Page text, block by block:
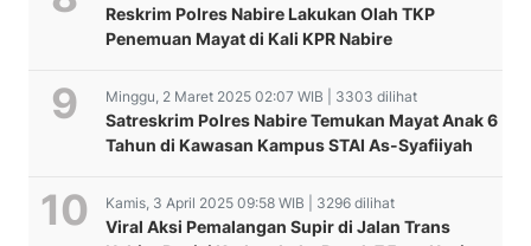
Reskrim Polres Nabire Lakukan Olah TKP
Penemuan Mayat di Kali KPR Nabire
Minggu, 2 Maret 2025 02:07 WIB | 3303 dilihat
Satreskrim Polres Nabire Temukan Mayat Anak 6
Tahun di Kawasan Kampus STAI As-Syafiiyah
Kamis, 3 April 2025 09:58 WIB | 3296 dilihat
Viral Aksi Pemalangan Supir di Jalan Trans